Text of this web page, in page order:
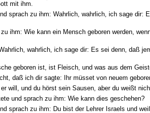
mit ihm.
sprach zu ihm: Wahrlich, wahrlich, ich sage dir:
ihm: Wie kann ein Mensch geboren werden,
wahrlich, ich sage dir: Es sei denn, daß
geboren ist, ist Fleisch, und was aus dem
daß ich dir sagte: Ihr müsset von neuem
er will, und du hörst sein Sausen, aber du weißt
und sprach zu ihm: Wie kann dies geschehen?
sprach zu ihm: Du bist der Lehrer Israels und